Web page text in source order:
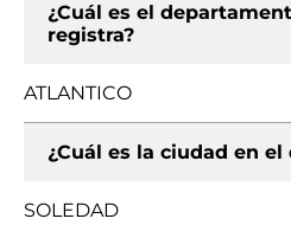
¿Cuál es el
registra?
ATLANTICO
¿Cuál es la ciudad en el
SOLEDAD